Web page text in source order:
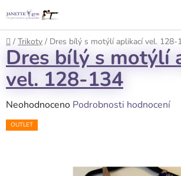
na
obsah
Domů
/ Trikoty / Dres bílý s motýlí aplikací vel. 128-
Dres bílý s motýlí
vel. 128-134
Průměrné
hodnocení
Neohodnoceno Podrobnosti hodnocení
OUTLET